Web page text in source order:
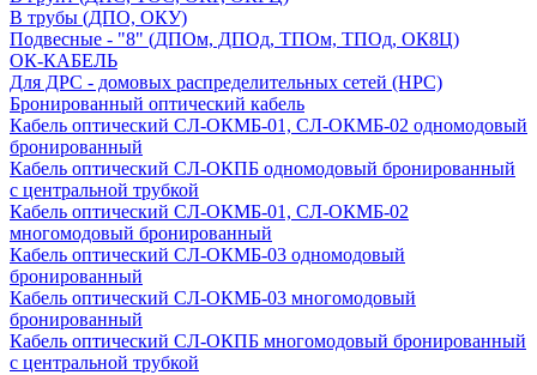
В трубы (ДПО, ОКУ)
Подвесные - "8" (ДПОм, ДПОд, ТПОм, ТПОд, ОК8Ц)
ОК-КАБЕЛЬ
Для ДРС - домовых распределительных сетей (НРС)
Бронированный оптический кабель
Кабель оптический СЛ-ОКМБ-01, СЛ-ОКМБ-02 одномодовый
бронированный
Кабель оптический СЛ-ОКПБ одномодовый бронированный
с центральной трубкой
Кабель оптический СЛ-ОКМБ-01, СЛ-ОКМБ-02
многомодовый бронированный
Кабель оптический СЛ-ОКМБ-03 одномодовый
бронированный
Кабель оптический СЛ-ОКМБ-03 многомодовый
бронированный
Кабель оптический СЛ-ОКПБ многомодовый бронированный
с центральной трубкой